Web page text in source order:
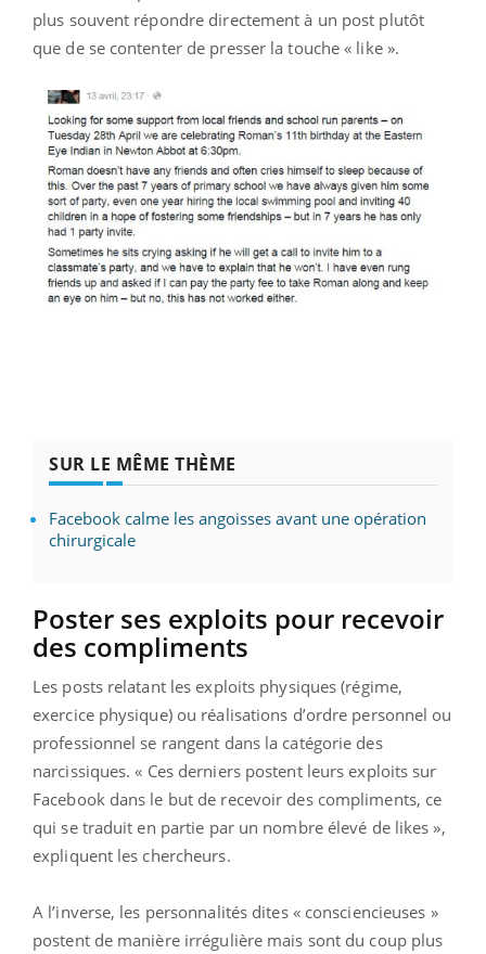
plus souvent répondre directement à un post plutôt
que de se contenter de presser la touche « like ».
SUR LE MÊME THÈME
Facebook calme les angoisses avant une opération
chirurgicale
Poster ses exploits pour recevoir
des compliments
Les posts relatant les exploits physiques (régime,
exercice physique) ou réalisations d’ordre personnel ou
professionnel se rangent dans la catégorie des
narcissiques. « Ces derniers postent leurs exploits sur
Facebook dans le but de recevoir des compliments, ce
qui se traduit en partie par un nombre élevé de likes »,
expliquent les chercheurs.
A l’inverse, les personnalités dites « consciencieuses »
postent de manière irrégulière mais sont du coup plus